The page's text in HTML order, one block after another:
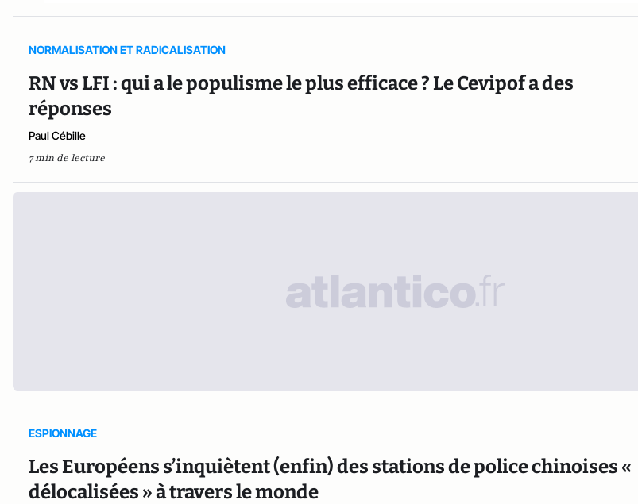
NORMALISATION ET RADICALISATION
RN vs LFI : qui a le populisme le plus efficace ? Le Cevipof a des
réponses
Paul Cébille
7 min de lecture
ESPIONNAGE
Les Européens s’inquiètent (enfin) des stations de police chinoises «
délocalisées » à travers le monde